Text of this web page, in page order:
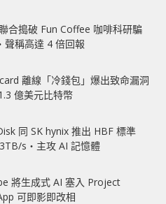
合搗破 Fun Coffee 咖啡科研騙
稱高達 4 倍回報
離線「冷錢包」爆出致命漏洞
億美元比特幣
同 SK hynix 推出 HBF 標準
s‧主攻 AI 記憶體
將生成式 AI 塞入 Project
可即影即改相